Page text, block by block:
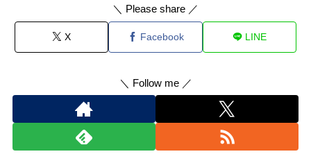
＼ Please share ／
X Facebook LINE
＼ Follow me ／